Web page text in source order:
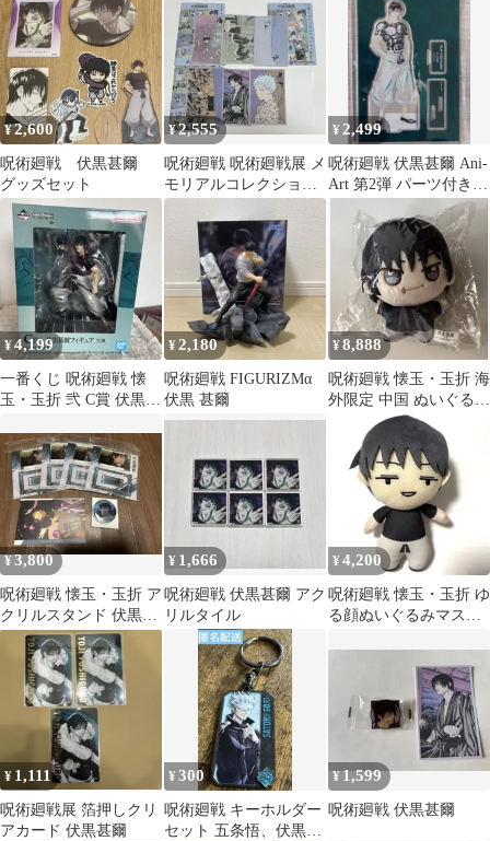
セット
¥2,600
呪術廻戦 伏黒甚爾
グッズセット
¥2,555
呪術廻戦 呪術廻戦展 メ
モリアルコレクション
伏黒甚爾 禪院直哉 五条
悟 夏油傑
¥ 2,499
呪術廻戦 伏黒甚爾 Ani-
Art 第2弾 パーツ付き
BIGアクリルスタンド
¥4,199
一番くじ 呪術廻戦 懐
玉・玉折 弐 C賞 伏黒甚
¥2,180
呪術廻戦 FIGURIZMα
伏黒 甚爾
¥8,888
呪術廻戦 懐玉・玉折 海
外限定 中国 ぬいぐるみ
マスコット 伏黒甚爾
¥3,800
呪術廻戦 懐玉・玉折 ア
クリルスタンド 伏黒甚
爾 4枚
¥ 1,666
呪術廻戦 伏黒甚爾 アク
リルタイル
¥ 4,200
呪術廻戦 懐玉・玉折 ゆ
る顔ぬいぐるみマスコ
¥ 1,111
呪術廻戦展 箔押しクリ
アカード 伏黒甚爾
¥300
呪術廻戦 キーホルダー
セット 五条悟、伏黒甚
¥1,599
呪術廻戦 伏黒甚爾